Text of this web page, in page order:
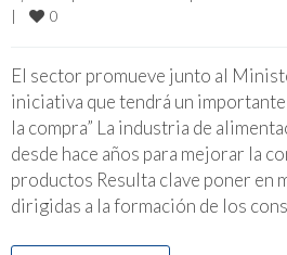
0
El sector promueve junto al
iniciativa que tendrá un importante
la compra” La industria de
desde hace años para mejorar la
productos Resulta clave poner en
dirigidas a la formación de los